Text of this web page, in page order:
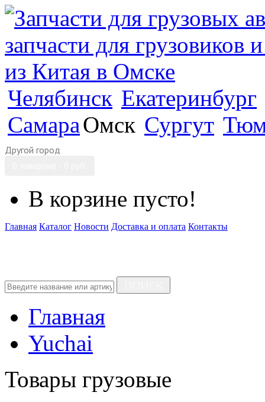
Челябинск Екатеринбург
СамараОмск Сургут
Другой город
В корзине пусто!
Главная Каталог Новости Доставка и оплата Контакты
Главная
Yuchai
Товары грузовые